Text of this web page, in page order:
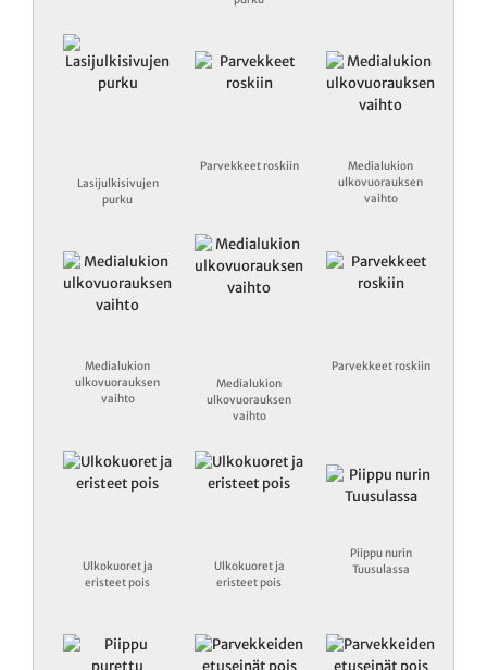
Lasijulkisivujen
purku
Parvekkeet roskiin
Medialukion
ulkovuorauksen
vaihto
Medialukion
ulkovuorauksen
vaihto
Medialukion
ulkovuorauksen
vaihto
Parvekkeet roskiin
Ulkokuoret ja
eristeet pois
Ulkokuoret ja
eristeet pois
Piippu nurin
Tuusulassa